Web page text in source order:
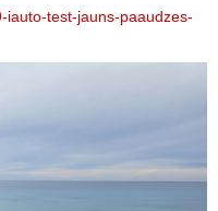
iauto-test-jauns-paaudzes-